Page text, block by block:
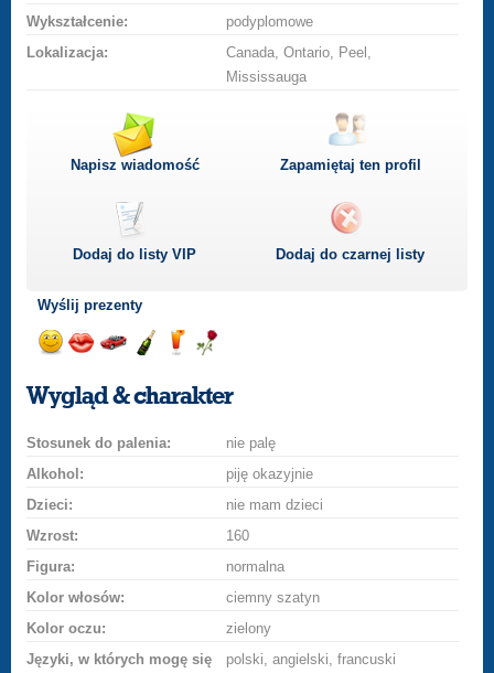
Wykształcenie:
podyplomowe
Lokalizacja:
Canada, Ontario, Peel,
Mississauga
Napisz wiadomość Zapamiętaj ten profil
Dodaj do listyVIP Dodaj do czarnej listy
Wyślij prezenty
uśmiech
buziakasamochodem
szampana
drinka
różę
Wygląd & charakter
Stosunek do palenia:
nie palę
Alkohol:
piję okazyjnie
Dzieci:
nie mam dzieci
Wzrost:
160
Figura:
normalna
Kolor włosów:
ciemny szatyn
Kolor oczu:
zielony
Języki, w których mogę się
polski, angielski, francuski